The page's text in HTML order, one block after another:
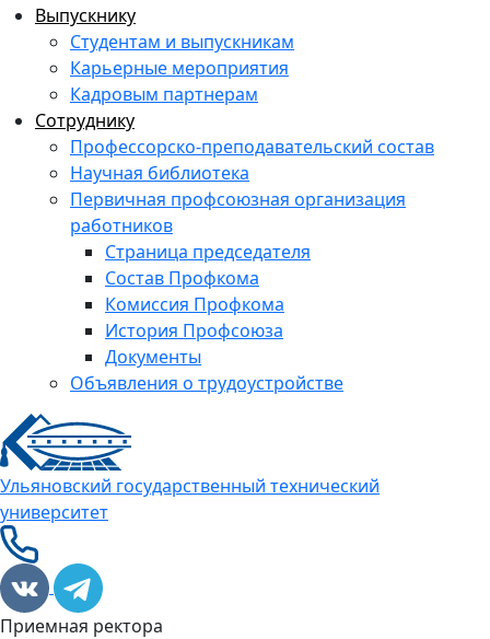
Выпускнику
Студентам и выпускникам
Карьерные мероприятия
Кадровым партнерам
Сотруднику
Профессорско-преподавательский состав
Научная библиотека
Первичная профсоюзная организация
работников
Страница председателя
Состав Профкома
Комиссия Профкома
История Профсоюза
Документы
Объявления о трудоустройстве
Ульяновский государственный технический
университет
Приемная ректора